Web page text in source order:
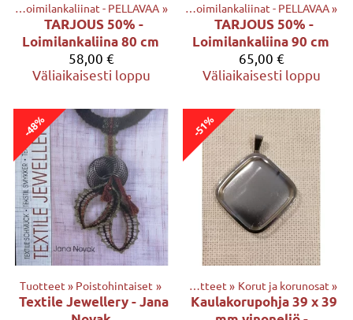
‪» Loimilankaliinat - PELLAVAA ‪»
TARJOUS 50% -
Loimilankaliina 80 cm
58,00 €
Väliaikaisesti loppu
‪» KANKAAT ja LOIMILANKALIINAT ‪» Loimilankaliinat - PELLAVAA‪»
TARJOUS 50% -
Loimilankaliina 90 cm
65,00 €
Väliaikaisesti loppu
-48%
Tuotteet ‪» Poistohintaiset ‪»
Textile Jewellery - Jana
-51%
Tuotteet ‪» Korut ja korunosat ‪»
Kaulakorupohja 39 x 39